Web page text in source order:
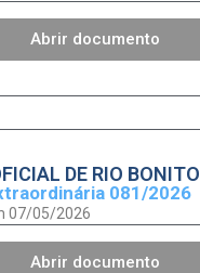
Abrir documento
DE RIO BONITO
081/2026
07/05/2026
Abrir documento